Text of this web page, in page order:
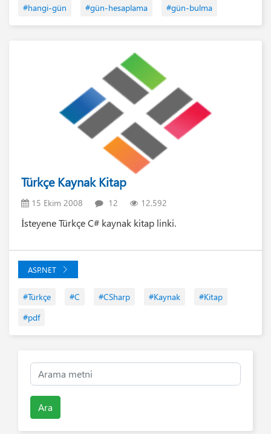
#hangi-gün
#gün-hesaplama #gün-bulma
Türkçe Kaynak Kitap
15 Ekim 2008 12 12.592
İsteyene Türkçe C# kaynak kitap linki.
ASP.NET
#Türkçe #C #CSharp #Kaynak
#Kitap
#pdf
Ara